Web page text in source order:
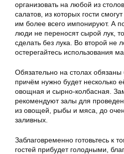
организовать на любой из
салатов, из которых гости
им более всего импонируют. А
люди не переносят сырой лук,
сделать без лука. Во второй не
остерегайтесь использования
Обязательно на столах обязаны
причём нужно будет несколько
овощная и сырно-колбасная.
рекомендуют залы для
из овощей, рыбы и мяса, до
заливных.
Заблаговременно готовьтесь к
гостей прибудет голодными,